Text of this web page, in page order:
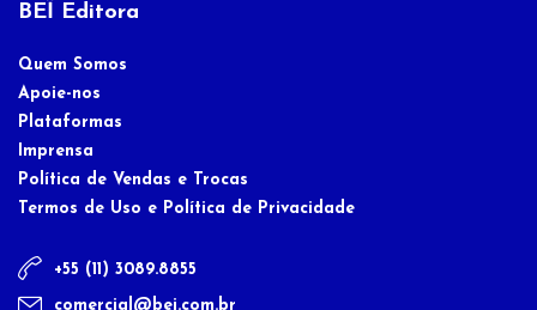
BEĨ Editora
Quem Somos
Apoie-nos
Plataformas
Imprensa
Política de Vendas e Trocas
Termos de Uso e Política de Privacidade
+55 (11) 3089.8855
comercial@bei.com.br